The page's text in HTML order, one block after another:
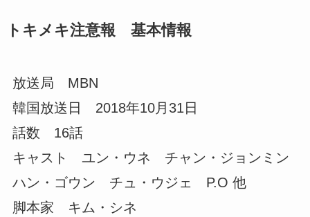
トキメキ注意報 基本情報
放送局 MBN
韓国放送日 2018年10月31日
話数 16話
キャスト ユン・ウネ チャン・ジョンミン
ハン・ゴウン チュ・ウジェ P.O 他
脚本家 キム・シネ